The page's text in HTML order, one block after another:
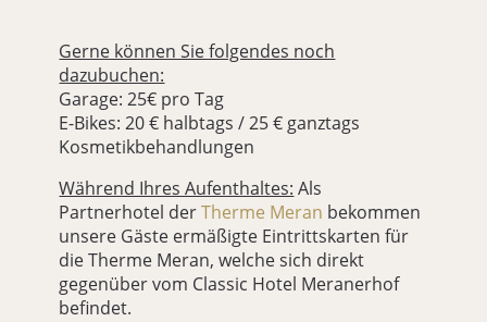
Gerne können Sie folgendes noch
dazubuchen:
Garage: 25€ pro Tag
E-Bikes: 20 € halbtags / 25 € ganztags
Kosmetikbehandlungen
Während Ihres Aufenthaltes: Als
Partnerhotel derTherme Meran bekommen
unsere Gäste ermäßigte Eintrittskarten für
die Therme Meran, welche sich direkt
gegenüber vom Classic Hotel Meranerhof
befindet.